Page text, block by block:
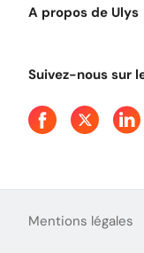
A propos de Ulys
Presse
Suivez-nous sur
Mentions légales